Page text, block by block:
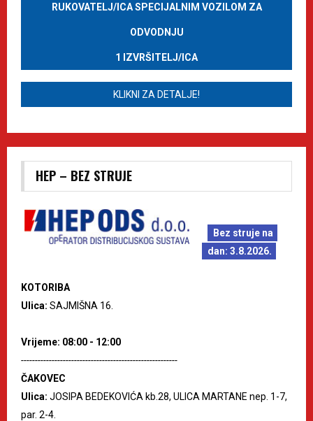
RUKOVATELJ/ICA SPECIJALNIM VOZILOM ZA
ODVODNJU
1 IZVRŠITELJ/ICA
KLIKNI ZA DETALJE!
HEP – BEZ STRUJE
Bez struje na
dan: 3.8.2026.
KOTORIBA
Ulica: SAJMIŠNA 16.
Vrijeme: 08:00 - 12:00
--------------------------------------------------------
ČAKOVEC
Ulica: JOSIPA BEDEKOVIĆA kb.28, ULICA MARTANE nep. 1-7,
par. 2-4.